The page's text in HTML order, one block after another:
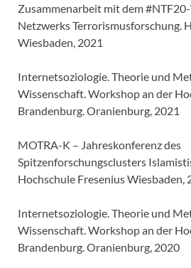
Zusammenarbeit mit dem
Netzwerks Terrorismusforschung.
Wiesbaden, 2021
Internetsoziologie. Theorie und
Wissenschaft. Workshop an der
Brandenburg. Oranienburg, 2021
MOTRA-K – Jahreskonferenz des
Spitzenforschungsclusters
Hochschule Fresenius Wiesbaden,
Internetsoziologie. Theorie und
Wissenschaft. Workshop an der
Brandenburg. Oranienburg, 2020